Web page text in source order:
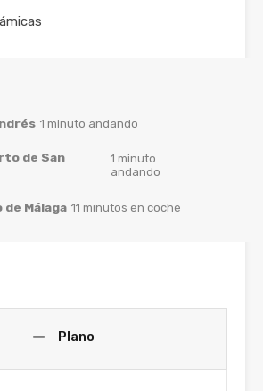
1 minuto andando
de San
1 minuto
andando
Málaga 11 minutos en coche
Plano